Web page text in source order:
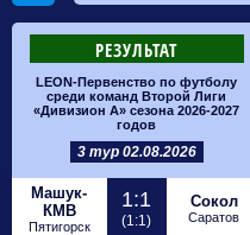
РЕЗУЛЬТАТ
LEON-Первенство по футболу
среди команд Второй Лиги
«Дивизион А» сезона 2026-2027
годов
3 тур 02.08.2026
Машук-
КМВ
Пятигорск
1:1
(1:1)
Сокол
Саратов